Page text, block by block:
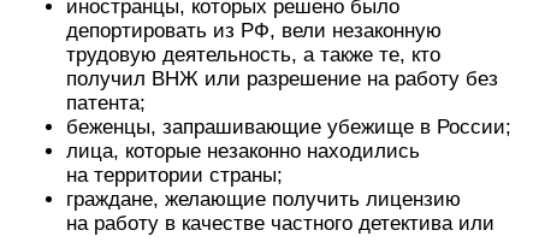
иностранцы, которых решено было
депортировать из РФ, вели незаконную
трудовую деятельность, а также те, кто
получил ВНЖ или разрешение на работу без
патента;
беженцы, запрашивающие убежище в России;
лица, которые незаконно находились
на территории страны;
граждане, желающие получить лицензию
на работу в качестве частного детектива или